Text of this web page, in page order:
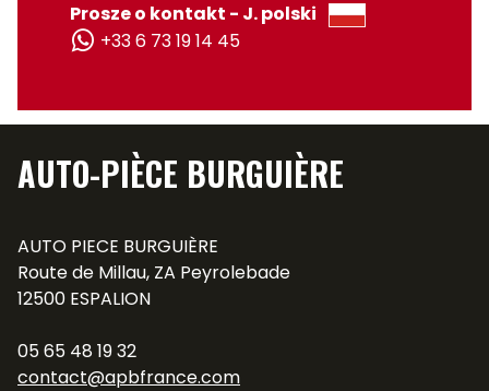
Prosze o kontakt - J. polski
+33 6 73 19 14 45
AUTO-PIÈCE BURGUIÈRE
AUTO PIECE BURGUIÈRE
Route de Millau, ZA Peyrolebade
12500 ESPALION
05 65 48 19 32
contact@apbfrance.com